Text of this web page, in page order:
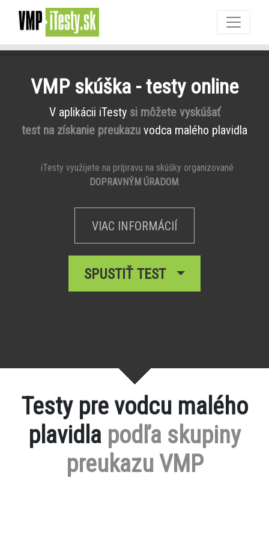
VMP skúška - testy online
V aplikácii iTesty si môžete vyskúšať
test na získanie preukazu vodca malého plavidla
iTesty využijete na prípravu na skúšky organizované
DOPRAVNÝM ÚRADOM.
VIAC INFORMÁCIÍ
SPUSTIŤ TEST
Testy pre vodcu malého
plavidla podľa skupiny
preukazu VMP